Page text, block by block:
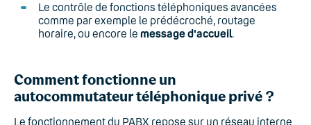
Le contrôle de fonctions téléphoniques avancées
comme par exemple le prédécroché, routage
horaire, ou encore le message d'accueil.
Comment fonctionne un
autocommutateur téléphonique privé ?
Le fonctionnement du PABX repose sur un réseau interne